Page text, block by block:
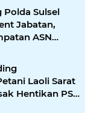
Polda Sulsel
Jabatan,
ASN
Laoli Sarat
Hentikan PSN